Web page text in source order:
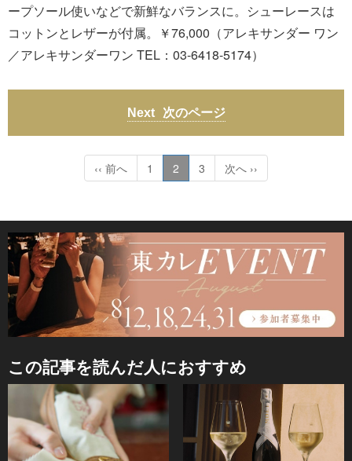
ープソール使いなどで新鮮なバランスに。シューレースは
コットンとレザーが付属。￥76,000（アレキサンダー ワン
／アレキサンダーワン TEL：03-6418-5174）
次のページ
‹‹ 前へ 1 2 3 次へ ››
この記事を読んだ人におすすめ